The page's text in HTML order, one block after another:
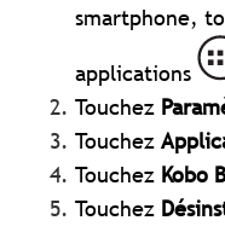
smartphone,
applications
Touchez
Touchez
Touchez Kobo
Touchez